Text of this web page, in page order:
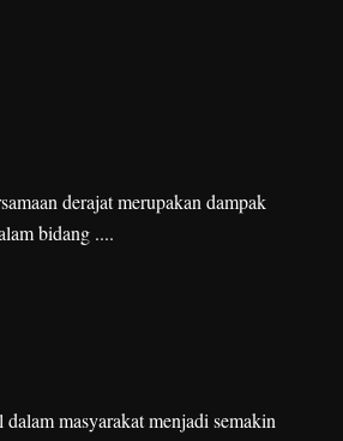
derajat merupakan dampak
bidang ....
masyarakat menjadi semakin